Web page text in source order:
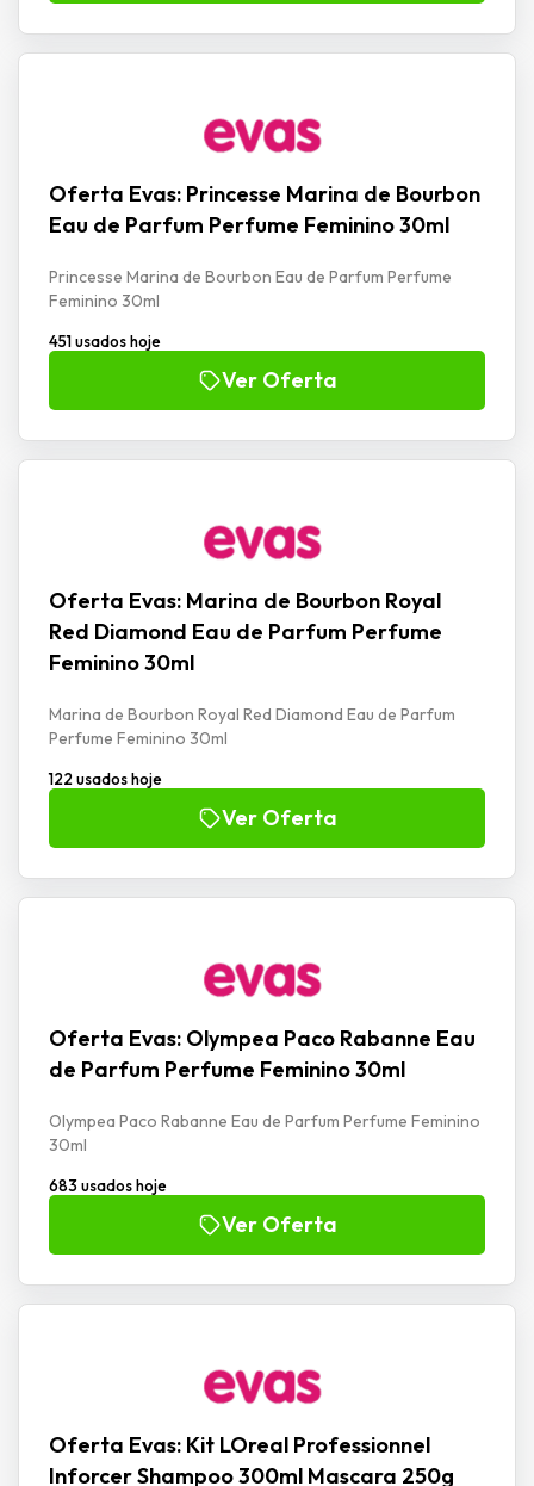
Oferta Evas: Princesse Marina de Bourbon
Eau de Parfum Perfume Feminino 30ml
Princesse Marina de Bourbon Eau de Parfum Perfume
Feminino 30ml
451 usados hoje
Ver Oferta
Oferta Evas: Marina de Bourbon Royal
Red Diamond Eau de Parfum Perfume
Feminino 30ml
Marina de Bourbon Royal Red Diamond Eau de Parfum
Perfume Feminino 30ml
122 usados hoje
Ver Oferta
Oferta Evas: Olympea Paco Rabanne Eau
de Parfum Perfume Feminino 30ml
Olympea Paco Rabanne Eau de Parfum Perfume Feminino
30ml
683 usados hoje
Ver Oferta
Oferta Evas: Kit LOreal Professionnel
Inforcer Shampoo 300ml Mascara 250g